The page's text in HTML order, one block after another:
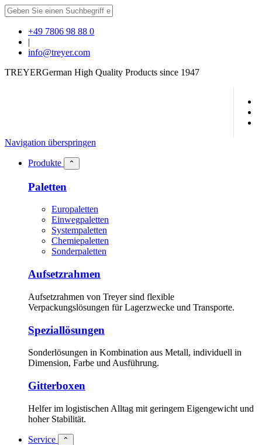
+49 7806 98 88 0
|
info@treyer.com
TREYERGerman High Quality Products since 1947
Navigation überspringen
Produkte ⌃
Paletten
Europaletten
Einwegpaletten
Systempaletten
Chemiepaletten
Sonderpaletten
Aufsetzrahmen
Aufsetzrahmen von Treyer sind flexible
Verpackungslösungen für Lagerzwecke und Transporte.
Speziallösungen
Sonderlösungen in Kombination aus Metall, individuell in
Dimension, Farbe und Ausführung.
Gitterboxen
Helfer im logistischen Alltag mit geringem Eigengewicht und
hoher Stabilität.
Service ⌃